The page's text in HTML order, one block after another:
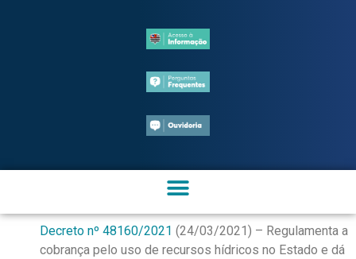
Decreto nº 48160/2021 (24/03/2021) – Regulamenta a
cobrança pelo uso de recursos hídricos no Estado e dá